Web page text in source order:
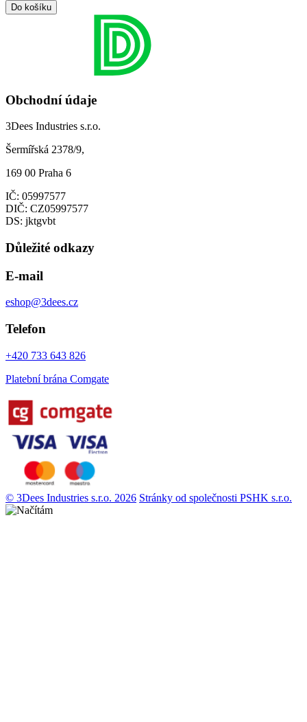
Do košíku
Obchodní údaje
3Dees Industries s.r.o.
Šermířská 2378/9,
169 00 Praha 6
IČ: 05997577
DIČ: CZ05997577
DS: jktgvbt
Důležité odkazy
E-mail
eshop@3dees.cz
Telefon
+420 733 643 826
Platební brána Comgate
© 3Dees Industries s.r.o. 2026 Stránky od společnosti PSHK s.r.o.